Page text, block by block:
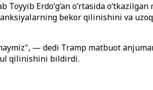
Erdo‘g‘an o‘rtasida
bekor qilinishini va
— dedi Tramp matbuot
qilinishini bildirdi.